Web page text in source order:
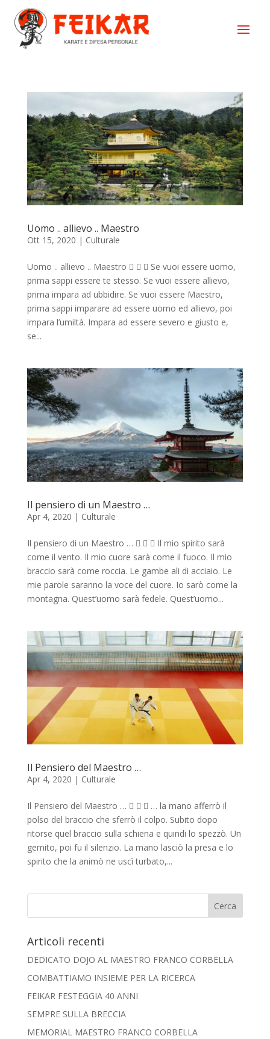
Uomo .. allievo .. Maestro
Ott 15, 2020 | Culturale
Uomo .. allievo .. Maestro    Se vuoi essere uomo,
prima sappi essere te stesso. Se vuoi essere allievo,
prima impara ad ubbidire. Se vuoi essere Maestro,
prima sappi imparare ad essere uomo ed allievo, poi
impara l’umiltà. Impara ad essere severo e giusto e,
se...
Il pensiero di un Maestro …
Apr 4, 2020 | Culturale
Il pensiero di un Maestro …    Il mio spirito sarà
come il vento. Il mio cuore sarà come il fuoco. Il mio
braccio sarà come roccia. Le gambe ali di acciaio. Le
mie parole saranno la voce del cuore. Io sarò come la
montagna. Quest’uomo sarà fedele. Quest’uomo...
Il Pensiero del Maestro …
Apr 4, 2020 | Culturale
Il Pensiero del Maestro …    … la mano afferrò il
polso del braccio che sferrò il colpo. Subito dopo
ritorse quel braccio sulla schiena e quindi lo spezzò. Un
gemito, poi fu il silenzio. La mano lasciò la presa e lo
spirito che la animò ne uscì turbato,...
Articoli recenti
DEDICATO DOJO AL MAESTRO FRANCO CORBELLA
COMBATTIAMO INSIEME PER LA RICERCA
FEIKAR FESTEGGIA 40 ANNI
SEMPRE SULLA BRECCIA
MEMORIAL MAESTRO FRANCO CORBELLA